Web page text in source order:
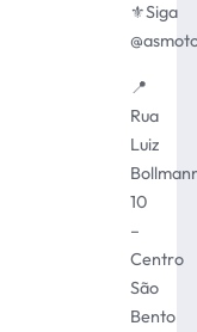
⚜️Siga
📍
Rua
Luiz
10
–
Centro
São
Bento